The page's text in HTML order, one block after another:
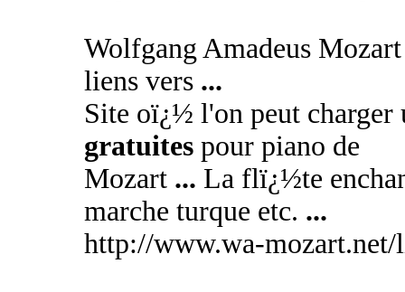
Wolfgang Amadeus
liens vers ...
Site oï¿½ l'on peut charger
gratuites pour piano de
Mozart ... La flï¿½te
marche turque etc. ...
http://www.wa-mozart.net/